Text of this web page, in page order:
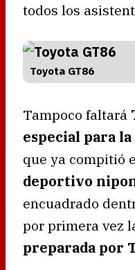
todos los
Toyota GT86
Tampoco faltará
especial para
que ya compitió
deportivo
encuadrado
por primera vez
preparada por